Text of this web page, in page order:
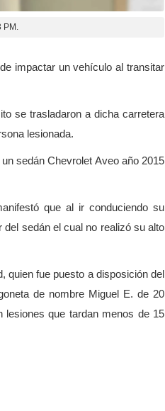
impactar un vehículo al transitar
se trasladaron a dicha carretera
lesionada.
sedán Chevrolet Aveo año 2015
que al ir conduciendo su
sedán el cual no realizó su alto
quien fue puesto a disposición del
de nombre Miguel E. de 20
lesiones que tardan menos de 15